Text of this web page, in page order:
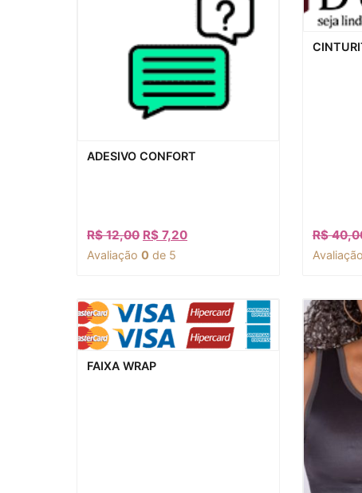
Visualização rápida
ADESIVO CONFORT
R$12,00 R$ 7,20
Avaliação 0 de 5
R$
Avaliação
Visualização rápida
FAIXA WRAP